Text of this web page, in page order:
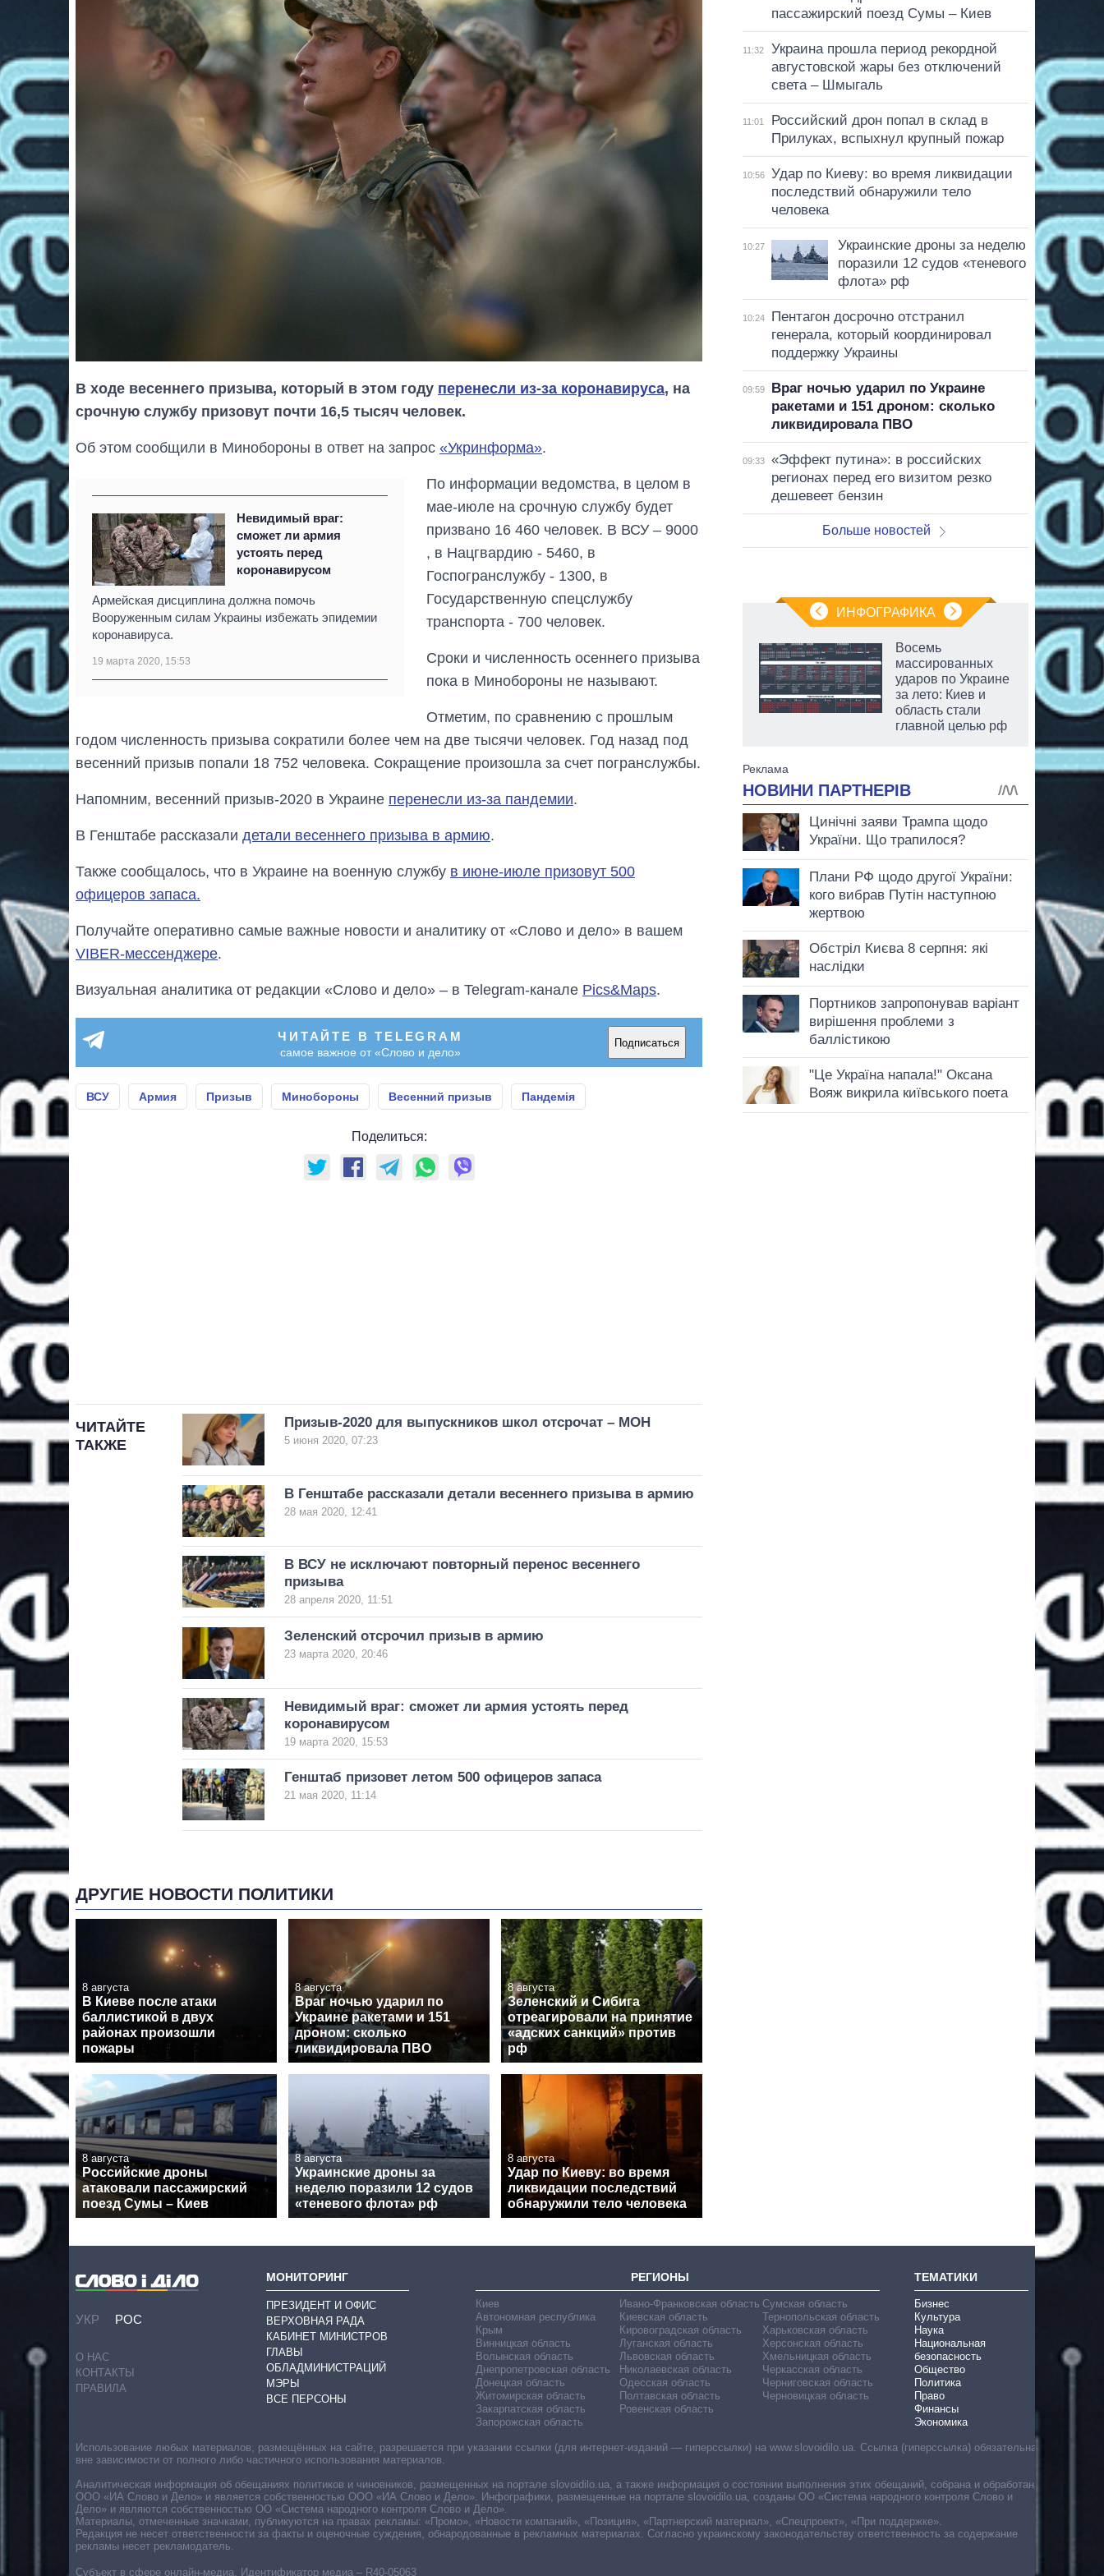
В ходе весеннего призыва, который в этом году перенесли из-за коронавируса, на
срочную службу призовут почти 16,5 тысяч человек.
Об этом сообщили в Минобороны в ответ на запрос «Укринформа».
Невидимый враг:
сможет ли армия
устоять перед
коронавирусом
Армейская дисциплина должна помочь
Вооруженным силам Украины избежать эпидемии
коронавируса.
19 марта 2020, 15:53
По информации ведомства, в целом в
мае-июле на срочную службу будет
призвано 16 460 человек. В ВСУ – 9000
, в Нацгвардию - 5460, в
Госпогранслужбу - 1300, в
Государственную спецслужбу
транспорта - 700 человек.
Сроки и численность осеннего призыва
пока в Минобороны не называют.
Отметим, по сравнению с прошлым
годом численность призыва сократили более чем на две тысячи человек. Год назад под
весенний призыв попали 18 752 человека. Сокращение произошла за счет погранслужбы.
Напомним, весенний призыв-2020 в Украине перенесли из-за пандемии.
В Генштабе рассказали детали весеннего призыва в армию.
Также сообщалось, что в Украине на военную службу в июне-июле призовут 500
офицеров запаса.
Получайте оперативно самые важные новости и аналитику от «Слово и дело» в вашем
VIBER-мессенджере.
Визуальная аналитика от редакции «Слово и дело» – в Telegram-канале Pics&Maps.
ЧИТАЙТЕ В TELEGRAM
самое важное от «Слово и дело»
Подписаться
ВСУ Армия Призыв Минобороны Весенний призыв Пандемія
Поделиться:
ЧИТАЙТЕ
ТАКЖЕ
Призыв-2020 для выпускников школ отсрочат – МОН
5 июня 2020, 07:23
В Генштабе рассказали детали весеннего призыва в армию
28 мая 2020, 12:41
В ВСУ не исключают повторный перенос весеннего
призыва
28 апреля 2020, 11:51
Зеленский отсрочил призыв в армию
23 марта 2020, 20:46
Невидимый враг: сможет ли армия устоять перед
коронавирусом
19 марта 2020, 15:53
Генштаб призовет летом 500 офицеров запаса
21 мая 2020, 11:14
ДРУГИЕ НОВОСТИ ПОЛИТИКИ
8 августа
В Киеве после атаки
баллистикой в двух
районах произошли
пожары
8 августа
Враг ночью ударил по
Украине ракетами и 151
дроном: сколько
ликвидировала ПВО
8 августа
Зеленский и Сибига
отреагировали на принятие
«адских санкций» против
рф
8 августа
Российские дроны
атаковали пассажирский
поезд Сумы – Киев
8 августа
Украинские дроны за
неделю поразили 12 судов
«теневого флота» рф
8 августа
Удар по Киеву: во время
ликвидации последствий
обнаружили тело человека
пассажирский поезд Сумы – Киев
11:32
Украина прошла период рекордной
августовской жары без отключений
света – Шмыгаль
11:01
Российский дрон попал в склад в
Прилуках, вспыхнул крупный пожар
10:56
Удар по Киеву: во время ликвидации
последствий обнаружили тело
человека
10:27
Украинские дроны за неделю
поразили 12 судов «теневого
флота» рф
10:24
Пентагон досрочно отстранил
генерала, который координировал
поддержку Украины
09:59
Враг ночью ударил по Украине
ракетами и 151 дроном: сколько
ликвидировала ПВО
09:33
«Эффект путина»: в российских
регионах перед его визитом резко
дешевеет бензин
Больше новостей
ИНФОГРАФИКА
лет: кто и как долго
занимал
Восемь
массированных
ударов по Украине
за лето: Киев и
область стали
главной целью рф
УКР РОС
О НАС
КОНТАКТЫ
ПРАВИЛА
МОНИТОРИНГ
ПРЕЗИДЕНТ И ОФИС
ВЕРХОВНАЯ РАДА
КАБИНЕТ МИНИСТРОВ
ГЛАВЫ
ОБЛАДМИНИСТРАЦИЙ
МЭРЫ
ВСЕ ПЕРСОНЫ
РЕГИОНЫ
Киев
Автономная республика
Крым
Винницкая область
Волынская область
Днепропетровская область
Донецкая область
Житомирская область
Закарпатская область
Запорожская область
Ивано-Франковская область
Киевская область
Кировоградская область
Луганская область
Львовская область
Николаевская область
Одесская область
Полтавская область
Ровенская область
Сумская область
Тернопольская область
Харьковская область
Херсонская область
Хмельницкая область
Черкасская область
Черниговская область
Черновицкая область
ТЕМАТИКИ
Бизнес
Культура
Наука
Национальная
безопасность
Общество
Политика
Право
Финансы
Экономика
Субъект в сфере онлайн-медиа. Идентификатор медиа – R40-05063
Использование любых материалов, размещённых на сайте, разрешается при указании ссылки (для интернет-изданий — гиперссылки) на www.slovoidilo.ua. Ссылка (гиперссылка) обязательна
вне зависимости от полного либо частичного использования материалов.
Аналитическая информация об обещаниях политиков и чиновников, размещенных на портале slovoidilo.ua, а также информация о состоянии выполнения этих обещаний, собрана и обработана
ООО «ИА Слово и Дело» и является собственностью ООО «ИА Слово и Дело». Инфографики, размещенные на портале slovoidilo.ua, созданы ОО «Система народного контроля Слово и
Дело» и являются собственностью ОО «Система народного контроля Слово и Дело».
Материалы, отмеченные значками, публикуются на правах рекламы: «Промо», «Новости компаний», «Позиция», «Партнерский материал», «Спецпроект», «При поддержке».
Редакция не несет ответственности за факты и оценочные суждения, обнародованные в рекламных материалах. Согласно украинскому законодательству ответственность за содержание
рекламы несет рекламодатель.